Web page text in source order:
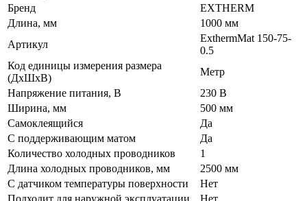
Бренд
EXTHERM
Длина, мм
1000 мм
Артикул
ExthermMat 150-75-
0.5
Код единицы измерения размера
(ДхШхВ)
Метр
Напряжение питания, В
230 В
Ширина, мм
500 мм
Самоклеящийся
Да
С поддерживающим матом
Да
Количество холодных проводников
1
Длина холодных проводников, мм
2500 мм
С датчиком температуры поверхности
Нет
Подходит для наружной эксплуатации
Нет